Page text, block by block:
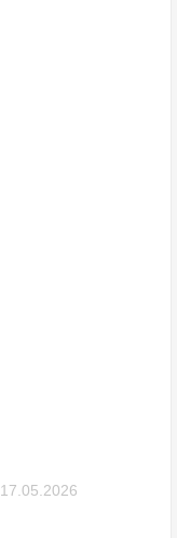
17.05.2026